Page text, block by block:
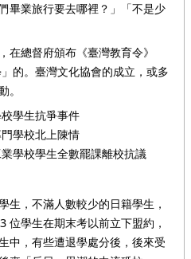
畢業旅行要去哪裡？」「不是少
在總督府頒布《臺灣教育令》
的。臺灣文化協會的成立，或多
。
學生抗爭事件
學校北上陳情
學校學生全數罷課離校抗議
生，不滿人數較少的日籍學生，
位學生在期末考以前立下盟約，
中，有些遭退學處分後，後來受